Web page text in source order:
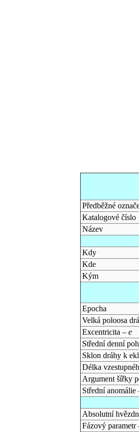
Předběžné
Katalogové číslo
Název
Kdy
Kde
Kým
Epocha
Velká poloosa
Excentricita – e
Střední denní
Sklon dráhy k
Délka
Argument šířky
Střední anomálie
Absolutní
Fázový parametr